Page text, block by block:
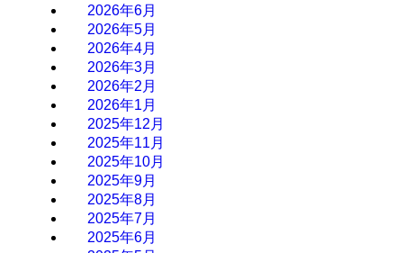
2026年6月
2026年5月
2026年4月
2026年3月
2026年2月
2026年1月
2025年12月
2025年11月
2025年10月
2025年9月
2025年8月
2025年7月
2025年6月